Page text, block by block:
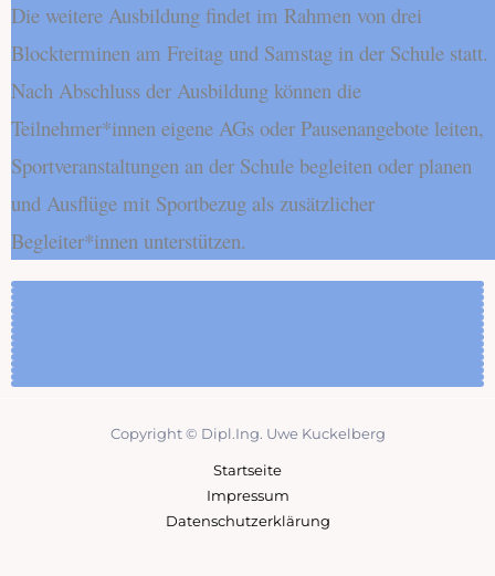
Die weitere Ausbildung findet im Rahmen von drei
Blockterminen am Freitag und Samstag in der Schule statt.
Nach Abschluss der Ausbildung können die
Teilnehmer*innen eigene AGs oder Pausenangebote leiten,
Sportveranstaltungen an der Schule begleiten oder planen
und Ausflüge mit Sportbezug als zusätzlicher
Begleiter*innen unterstützen.
Copyright © Dipl.Ing. Uwe Kuckelberg
Startseite
Impressum
Datenschutzerklärung